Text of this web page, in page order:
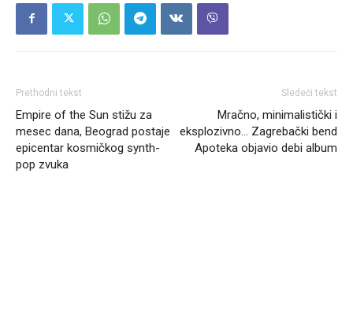
Prethodni tekst
Empire of the Sun stižu za
mesec dana, Beograd postaje
epicentar kosmičkog synth-
pop zvuka
Sledeći tekst
Mračno, minimalistički i
eksplozivno… Zagrebački bend
Apoteka objavio debi album